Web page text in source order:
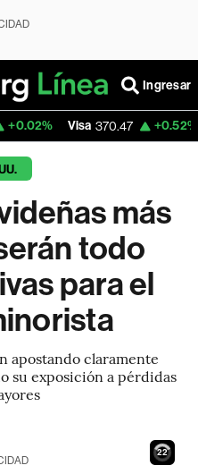
Ingresar
370.47 +0.52%
más
todo
para el
apostando claramente
su exposición a pérdidas
21